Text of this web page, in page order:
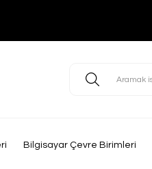
Bilgisayar Çevre Birimleri